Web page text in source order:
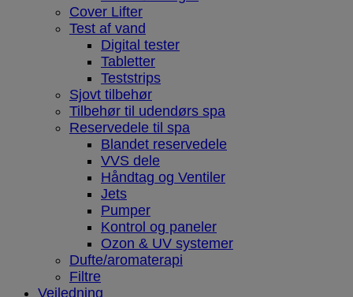
Cover Lifter
Test af vand
Digital tester
Tabletter
Teststrips
Sjovt tilbehør
Tilbehør til udendørs spa
Reservedele til spa
Blandet reservedele
VVS dele
Håndtag og Ventiler
Jets
Pumper
Kontrol og paneler
Ozon & UV systemer
Dufte/aromaterapi
Filtre
Vejledning